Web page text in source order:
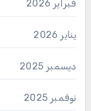
فبراير 2026
يناير 2026
ديسمبر 2025
نوفمبر 2025